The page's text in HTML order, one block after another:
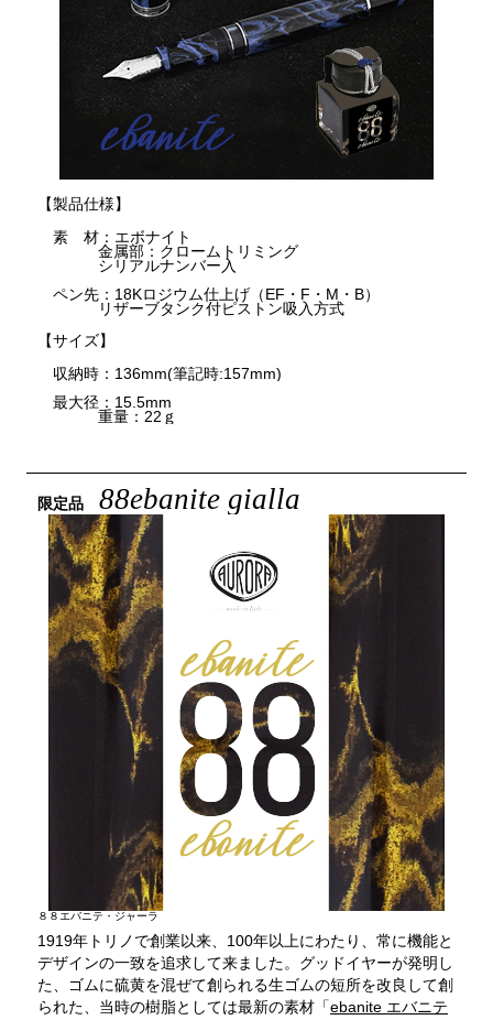
【製品仕様】
素 材：エボナイト
金属部：クロームトリミング
シリアルナンバー入
ペン先：18Kロジウム仕上げ（EF・F・M・B）
リザーブタンク付ピストン吸入方式
【サイズ】
収納時：136mm(筆記時:157mm)
最大径：15.5mm
重量：22ｇ
限定品 88ebanite gialla
８８エバニテ・ジャーラ
1919年トリノで創業以来、100年以上にわたり、常に機能と
デザインの一致を追求して来ました。グッドイヤーが発明し
た、ゴムに硫黄を混ぜて創られる生ゴムの短所を改良して創
られた、当時の樹脂としては最新の素材「 ebanite エバニテ